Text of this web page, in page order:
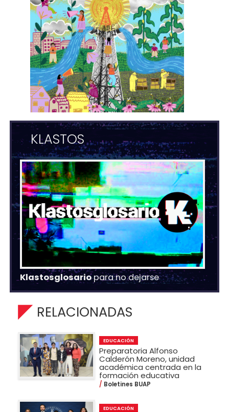
KLASTOS
Klastosglosariopara no dejarse
RELACIONADAS
EDUCACIÓN
Preparatoria Alfonso
Calderón Moreno, unidad
académica centrada en la
formación educativa
Boletines BUAP
EDUCACIÓN